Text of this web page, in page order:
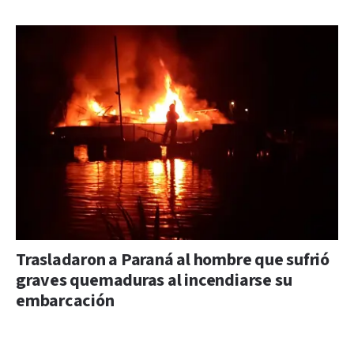
Trasladaron a Paraná al hombre que sufrió
graves quemaduras al incendiarse su
embarcación